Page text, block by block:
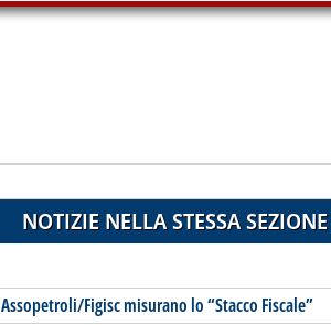
NOTIZIE NELLA STESSA SEZIONE
Figisc misurano lo “Stacco Fiscale”